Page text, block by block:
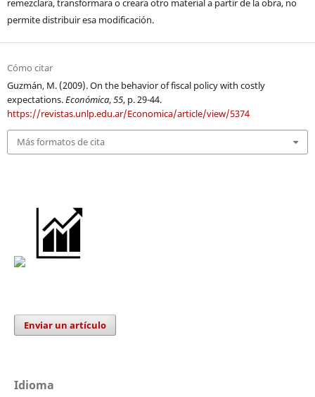
remezclara, transformara o creara otro material a partir de la obra, no
permite distribuir esa modificación.
Cómo citar
Guzmán, M. (2009). On the behavior of fiscal policy with costly
expectations.Económica,55, p. 29-44.
https://revistas.unlp.edu.ar/Economica/article/view/5374
Más formatos de cita
Enviar un artículo
Idioma